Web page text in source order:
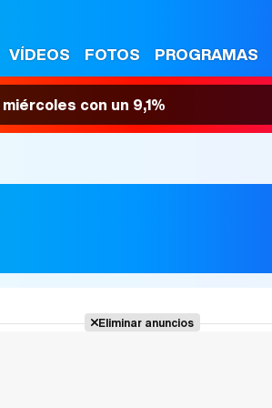
VÍDEOS FOTOS PROGRAMAS
con un 9,1%
Eliminar anuncios